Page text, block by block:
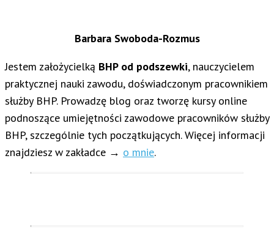
Barbara Swoboda-Rozmus
Jestem założycielką BHP od podszewki, nauczycielem
praktycznej nauki zawodu, doświadczonym pracownikiem
służby BHP. Prowadzę blog oraz tworzę kursy online
podnoszące umiejętności zawodowe pracowników służby
BHP, szczególnie tych początkujących. Więcej informacji
znajdziesz w zakładce → o mnie.